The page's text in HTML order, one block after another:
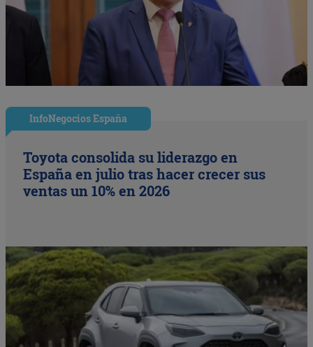
InfoNegocios España
Toyota consolida su liderazgo en
España en julio tras hacer crecer sus
ventas un 10% en 2026